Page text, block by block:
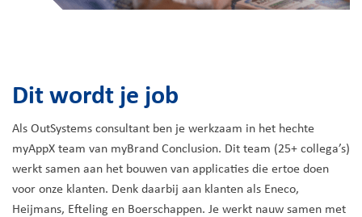
Dit wordt je job
Als OutSystems consultant ben je werkzaam in het hechte
myAppX team van myBrand Conclusion. Dit team (25+ collega’s)
werkt samen aan het bouwen van applicaties die ertoe doen
voor onze klanten. Denk daarbij aan klanten als Eneco,
Heijmans, Efteling en Boerschappen. Je werkt nauw samen met